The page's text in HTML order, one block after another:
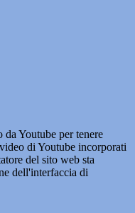
da Youtube per tenere
di Youtube incorporati
del sito web sta
dell'interfaccia di